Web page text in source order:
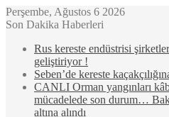
Perşembe, Ağustos 6 2026
Son Dakika Haberleri
Rus kereste endüstrisi
geliştiriyor !
Seben’de kereste
CANLI Orman yangınları
mücadelede son durum…
altına alındı